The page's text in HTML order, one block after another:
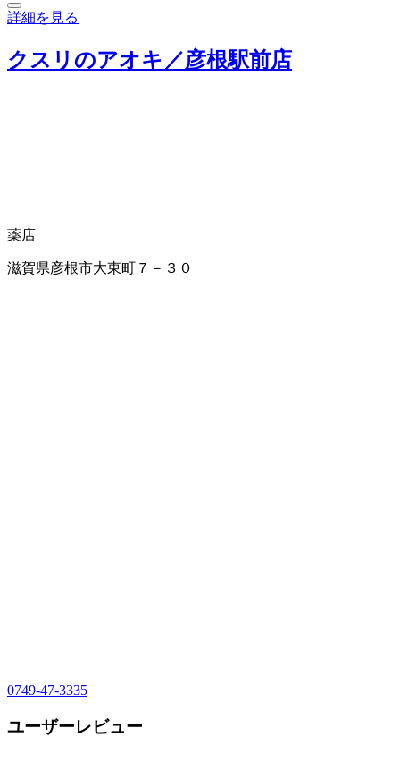
詳細を見る
クスリのアオキ／彦根駅前店
薬店
滋賀県彦根市大東町７－３０
0749-47-3335
ユーザーレビュー